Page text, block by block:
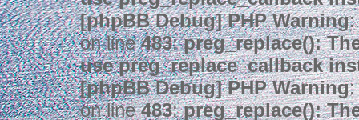
[phpBB Debug] PHP Warning:
on line483:preg_replace():
use preg_replace_callback
[phpBB Debug] PHP Warning:
on line483:preg_replace():